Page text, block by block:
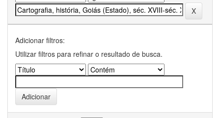
Adicionar filtros:
Utilizar filtros para refinar o resultado de busca.